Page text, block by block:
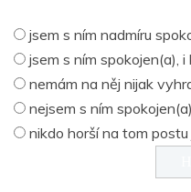
jsem s ním nadmíru
jsem s ním spokojen(a),
nemám na něj nijak
nejsem s ním spokojen(a)
nikdo horší na tom